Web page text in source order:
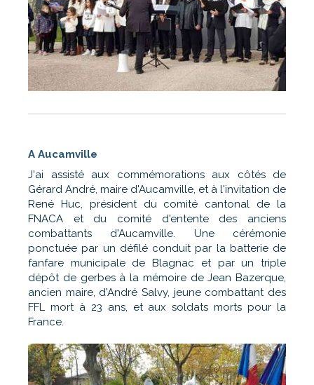
A Aucamville
J'ai assisté aux commémorations aux côtés de
Gérard André, maire d'Aucamville, et à l'invitation de
René Huc, président du comité cantonal de la
FNACA et du comité d'entente des anciens
combattants d'Aucamville. Une cérémonie
ponctuée par un défilé conduit par la batterie de
fanfare municipale de Blagnac et par un triple
dépôt de gerbes à la mémoire de Jean Bazerque,
ancien maire, d'André Salvy, jeune combattant des
FFL mort à 23 ans, et aux soldats morts pour la
France.